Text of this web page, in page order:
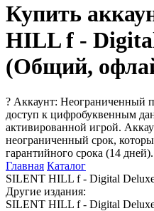
Купить
HILL f -
(Общий,
? Аккаунт: Неограниченный
доступ к цифробуквенным
активированной игрой.
неограниченный срок,
гарантийного срока (14 дней).
Главная Каталог
SILENT HILL f - Digital
Другие издания:
SILENT HILL f - Digital